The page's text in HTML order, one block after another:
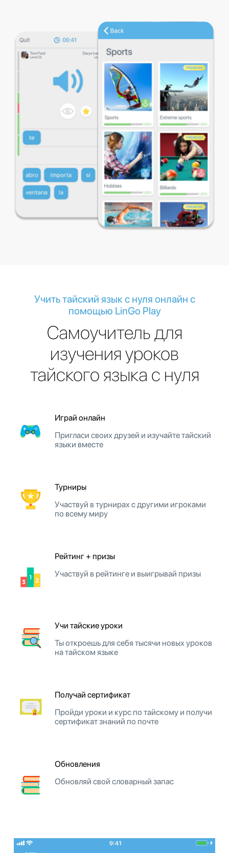
Учить тайский язык с нуля онлайн с
помощью LinGo Play
Cамоучитель для
изучения уроков
тайского языка с нуля
Играй онлайн
Пригласи своих друзей и изучайте тайский
языки вместе
Турниры
Участвуй в турнирах с другими игроками
по всему миру
Рейтинг + призы
Участвуй в рейтинге и выигрывай призы
Учи тайские уроки
Ты откроешь для себя тысячи новых уроков
на тайском языке
Получай сертификат
Пройди уроки и курс по тайскому и получи
сертификат знаний по почте
Обновления
Обновляй свой словарный запас